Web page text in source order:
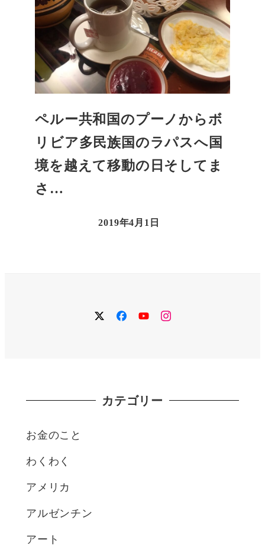
ペルー共和国のプーノからボ
リビア多民族国のラパスへ国
境を越えて移動の日そしてま
さ…
2019年4月1日
twitterfacebook
YouTubeinstagram
カテゴリー
お金のこと
わくわく
アメリカ
アルゼンチン
アート